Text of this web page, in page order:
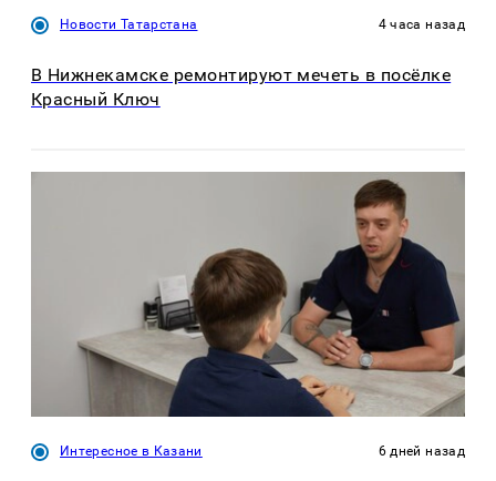
Новости Татарстана 4 часа назад
В Нижнекамске ремонтируют мечеть в посёлке
Красный Ключ
Интересное в Казани 6 дней назад